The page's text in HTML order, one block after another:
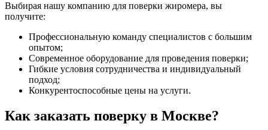
Выбирая нашу компанию для поверки жиромера, вы
получите:
Профессиональную команду специалистов с большим
опытом;
Современное оборудование для проведения поверки;
Гибкие условия сотрудничества и индивидуальный
подход;
Конкурентоспособные цены на услуги.
Как заказать поверку в Москве?